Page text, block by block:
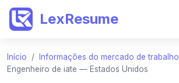
LexResume
Início / Informações do mercado de trabalho
Engenheiro de iate — Estados Unidos